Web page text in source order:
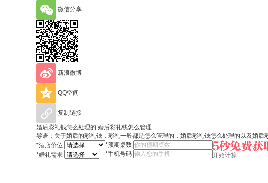
微信分享
新浪微博
QQ空间
复制链接
婚后彩礼钱怎么处理的 婚后彩礼钱怎么管理
导语：关于婚后的彩礼钱，彩礼一般都是怎么管理的，婚后彩礼钱怎么处理的以及婚
*酒店价位
*婚礼需求
*预期桌数
*手机号码
开始计算